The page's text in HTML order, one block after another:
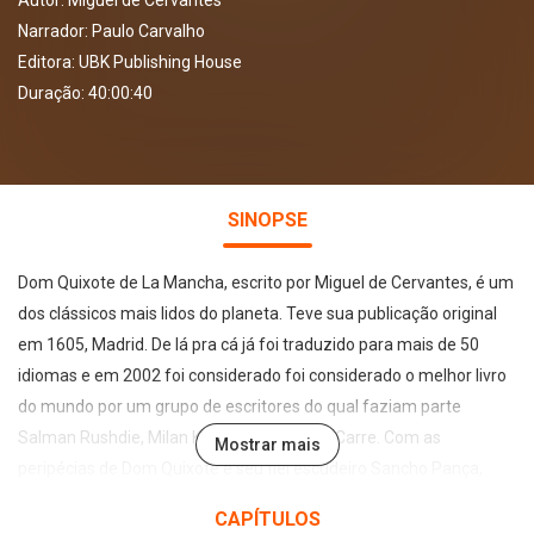
Narrador: Paulo Carvalho
Editora: UBK Publishing House
Duração: 40:00:40
SINOPSE
Dom Quixote de La Mancha, escrito por Miguel de Cervantes, é um
dos clássicos mais lidos do planeta. Teve sua publicação original
em 1605, Madrid. De lá pra cá já foi traduzido para mais de 50
idiomas e em 2002 foi considerado foi considerado o melhor livro
do mundo por um grupo de escritores do qual faziam parte
Salman Rushdie, Milan Kundera e John Le Carre. Com as
peripécias de Dom Quixote e seu fiel escudeiro Sancho Pança,
Mostrar mais
CAPÍTULOS